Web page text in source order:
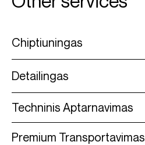
Chiptiuningas
Detailingas
Techninis Aptarnavimas
Premium Transportavimas